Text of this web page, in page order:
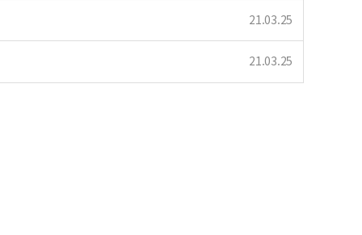
21.03.25
21.03.25